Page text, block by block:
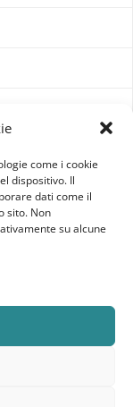
come i cookie
dispositivo. Il
dati come il
sito. Non
su alcune